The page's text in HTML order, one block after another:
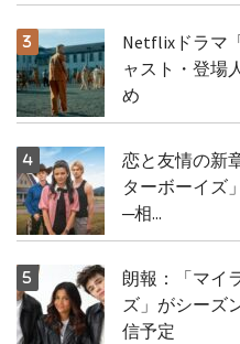
Netflixドラマ
ャスト・登場
め
恋と友情の新
ターボーイズ
─相...
朗報：「マイ
ズ」がシーズ
信予定